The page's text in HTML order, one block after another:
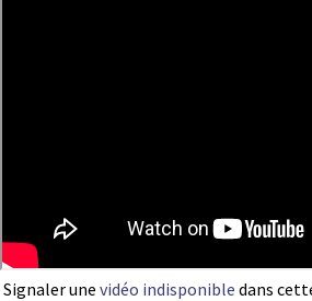
Signaler une vidéo indisponible dans